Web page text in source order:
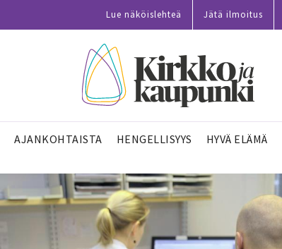
Lue näköislehteä Jätä ilmoitus
AJANKOHTAISTA HENGELLISYYS HYVÄ ELÄMÄ